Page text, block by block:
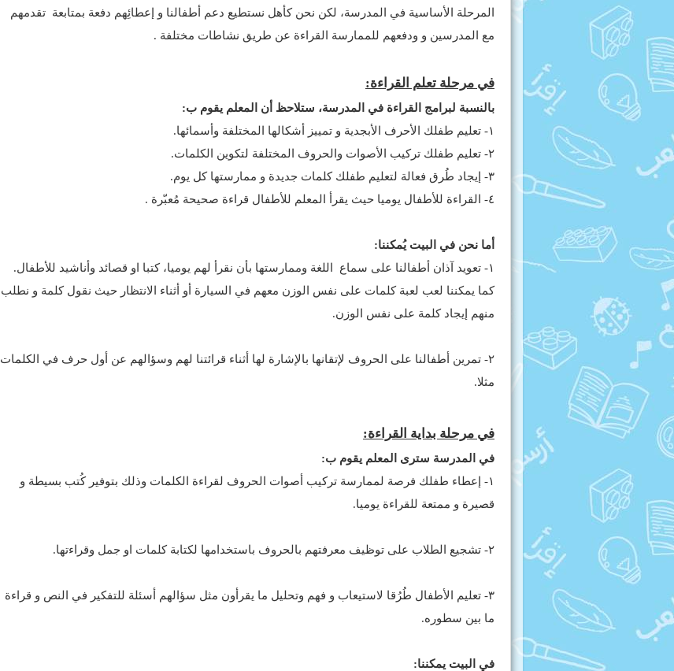
المرحلة الأساسية في المدرسة، لكن نحن كأهل نستطيع دعم أطفالنا و إعطائِهم دفعة بمتابعة تقدمهم
مع المدرسين و ودفعهم للممارسة القراءة عن طريق نشاطات مختلفة .
في مرحلة تعلم القراءة:
بالنسبة لبرامج القراءة في المدرسة، ستلاحظ أن المعلم يقوم ب:
١- تعليم طفلك الأحرف الأبجدية و تمييز أشكالها المختلفة وأسمائها.
٢- تعليم طفلك تركيب الأصوات والحروف المختلفة لتكوين الكلمات.
٣- إيجاد طُرق فعالة لتعليم طفلك كلمات جديدة و ممارستها كل يوم.
٤- القراءة للأطفال يوميا حيث يقرأ المعلم للأطفال قراءة صحيحة مُعبّرة .
أما نحن في البيت يُمكننا:
١- تعويد آذان أطفالنا على سماع اللغة وممارستها بأن نقرأ لهم يوميا، كتبا او قصائد وأناشيد للأطفال.
كما يمكننا لعب لعبة كلمات على نفس الوزن معهم في السيارة أو أثناء الانتظار حيث نقول كلمة و نطلب
منهم إيجاد كلمة على نفس الوزن.
٢- تمرين أطفالنا على الحروف لإتقانها بالإشارة لها أثناء قرائتنا لهم وسؤالهم عن أول حرف في الكلمات
مثلا.
في مرحلة بداية القراءة:
في المدرسة سترى المعلم يقوم ب:
١- إعطاء طفلك فرصة لممارسة تركيب أصوات الحروف لقراءة الكلمات وذلك بتوفير كُتب بسيطة و
قصيرة و ممتعة للقراءة يوميا.
٢- تشجيع الطلاب على توظيف معرفتهم بالحروف باستخدامها لكتابة كلمات او جمل وقراءتها.
٣- تعليم الأطفال طُرُقا لاستيعاب و فهم وتحليل ما يقرأون مثل سؤالهم أسئلة للتفكير في النص و قراءة
ما بين سطوره.
في البيت يمكننا: